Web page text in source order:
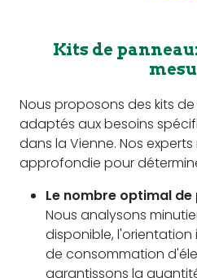
Kits de
Nous proposons des kits
adaptés aux besoins
dans la Vienne. Nos
approfondie pour
Le nombre optimal
Nous analysons
disponible,
de consommation
garantissons la